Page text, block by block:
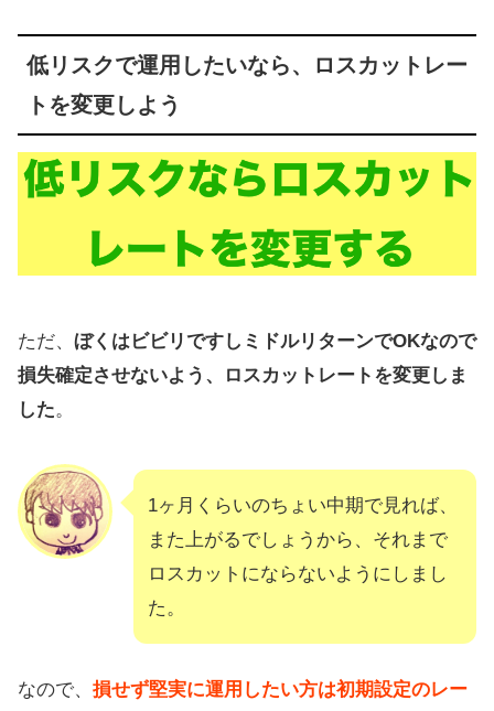
低リスクで運用したいなら、ロスカットレー
トを変更しよう
ただ、 ぼくはビビリですしミドルリターンでOKなので
損失確定させないよう、ロスカットレートを変更しま
した。
1ヶ月くらいのちょい中期で見れば、
また上がるでしょうから、それまで
ロスカットにならないようにしまし
た。
なので、 損せず堅実に運用したい方は初期設定のレー